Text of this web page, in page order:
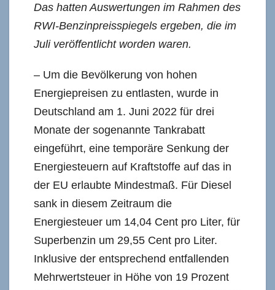
Das hatten Auswertungen im Rahmen des
RWI-Benzinpreisspiegels ergeben, die im
Juli veröffentlicht worden waren.
– Um die Bevölkerung von hohen
Energiepreisen zu entlasten, wurde in
Deutschland am 1. Juni 2022 für drei
Monate der sogenannte Tankrabatt
eingeführt, eine temporäre Senkung der
Energiesteuern auf Kraftstoffe auf das in
der EU erlaubte Mindestmaß. Für Diesel
sank in diesem Zeitraum die
Energiesteuer um 14,04 Cent pro Liter, für
Superbenzin um 29,55 Cent pro Liter.
Inklusive der entsprechend entfallenden
Mehrwertsteuer in Höhe von 19 Prozent